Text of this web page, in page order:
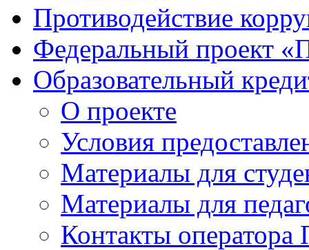
Противодействие
Федеральный проект
Образовательный
О проекте
Условия
Материалы для
Материалы для
Контакты оператора